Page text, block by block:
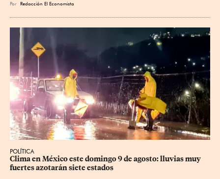
Por Redacción El Economista
POLÍTICA
Clima en México este domingo 9 de agosto: lluvias muy
fuertes azotarán siete estados